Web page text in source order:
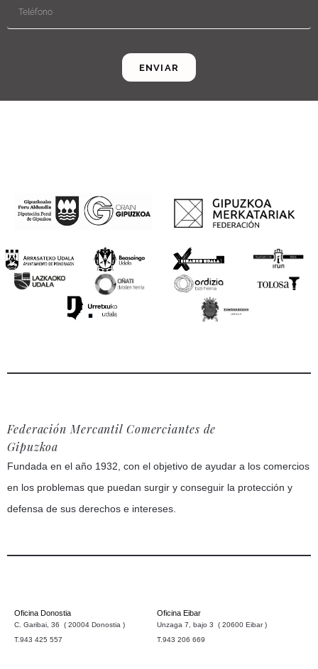
ENVIAR
Federación Mercantil Comerciantes de
Gipuzkoa
Fundada en el año 1932, con el objetivo de ayudar a los comercios
en los problemas que puedan surgir y conseguir la protección y
defensa de sus derechos e intereses.
Oficina Donostia
C. Garibai, 36 ( 20004 Donostia )
T.943 425 557
Oficina Eibar
Unzaga 7, bajo 3 ( 20600 Eibar )
T.943 206 669